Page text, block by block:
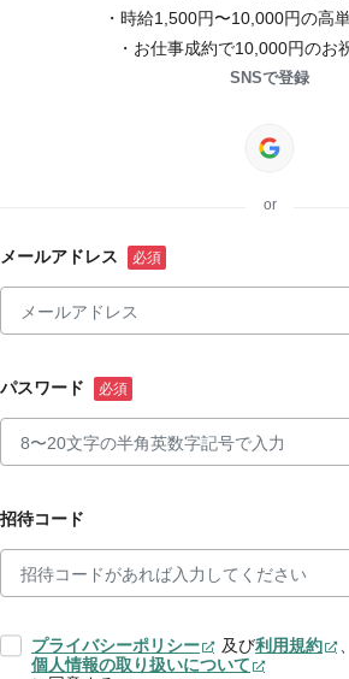
・時給1,500円〜10,000円の高
・お仕事成約で10,000円のお
SNSで登録
or
メールアドレス
パスワード
招待コード
プライバシーポリシー 及び利用規約
、
個人情報の取り扱いについて